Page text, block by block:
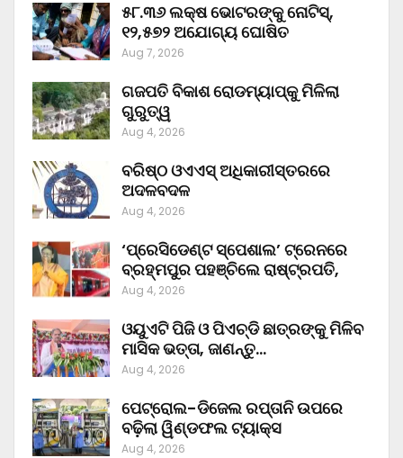
୫୮.୩୬ ଲକ୍ଷ ଭୋଟରଙ୍କୁ ନୋଟିସ୍‌,
୧୨,୫୭୨ ଅଯୋଗ୍ୟ ଘୋଷିତ
Aug 7, 2026
ଗଜପତି ବିକାଶ ରୋଡମ୍ୟାପ୍‌କୁ ମିଳିଲା
ଗୁରୁତ୍ୱ
Aug 4, 2026
ବରିଷ୍ଠ ଓଏଏସ୍‌ ଅଧିକାରୀସ୍ତରରେ
ଅଦଳବଦଳ
Aug 4, 2026
‘ପ୍ରେସିଡେଣ୍ଟ ସ୍ପେଶାଲ’ ଟ୍ରେନରେ
ବ୍ରହ୍ମପୁର ପହଞ୍ଚିଲେ ରାଷ୍ଟ୍ରପତି,
Aug 4, 2026
ଓୟୁଏଟି ପିଜି ଓ ପିଏଚ୍‌ଡି ଛାତ୍ରଙ୍କୁ ମିଳିବ
ମାସିକ ଭତ୍ତା, ଜାଣନ୍ତୁ…
Aug 4, 2026
ପେଟ୍ରୋଲ-ଡିଜେଲ ରପ୍ତାନି ଉପରେ
ବଢ଼ିଲା ୱିଣ୍ଡଫଲ ଟ୍ୟାକ୍ସ
Aug 4, 2026